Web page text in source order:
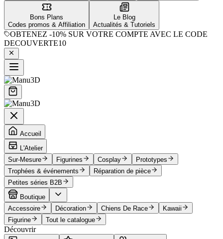
Bons Plans
Codes promos & Affiliation
Le Blog
Actualités & Tutoriels
OBTENEZ -10% SUR VOTRE COMPTE AVEC LE CODE
DECOUVERTE10
Accueil
L'Atelier
Sur-Mesure
Figurines Cosplay
Prototypes
Trophées & événements
Réparation de pièce
Petites séries B2B
Boutique
Accessoire
Décoration Chiens De Race
Kawaii
Figurine
Tout le catalogue
Découvrir